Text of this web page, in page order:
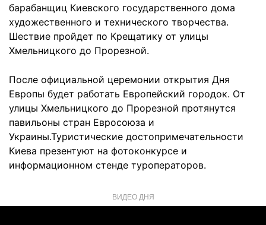
барабанщиц Киевского государственного дома
художественного и технического творчества.
Шествие пройдет по Крещатику от улицы
Хмельницкого до Прорезной.
После официальной церемонии открытия Дня
Европы будет работать Европейский городок. От
улицы Хмельницкого до Прорезной протянутся
павильоны стран Евросоюза и
Украины.Туристические достопримечательности
Киева презентуют на фотоконкурсе и
информационном стенде туроператоров.
ВИДЕО ДНЯ